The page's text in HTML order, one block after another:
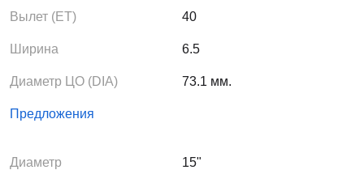
Вылет (ЕТ) 40
Ширина 6.5
Диаметр ЦО (DIA) 73.1 мм.
Предложения
Диаметр 15"